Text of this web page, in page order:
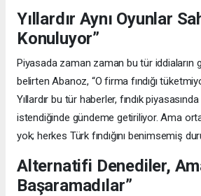
Yıllardır Aynı Oyunlar
Konuluyor”
Piyasada zaman zaman bu tür iddiaların
belirten Abanoz, “O firma fındığı
Yıllardır bu tür haberler, fındık
istendiğinde gündeme getiriliyor. Ama
yok; herkes Türk fındığını benimsemiş
Alternatifi Denediler,
Başaramadılar”